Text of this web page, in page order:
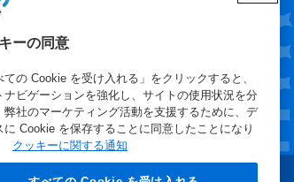
ーの同意
ての Cookie を受け入れる」をクリックすると、
ナビゲーションを強化し、サイトの使用状況を分
弊社のマーケティング活動を支援するために、デ
に Cookie を保存することに同意したことになり
クッキーに関する通知